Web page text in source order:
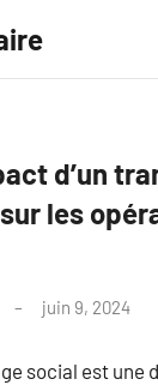
d’un
les
juin 9, 2024
social est une